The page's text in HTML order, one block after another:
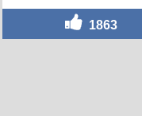
1863